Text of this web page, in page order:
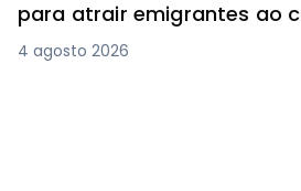
para atrair emigrantes ao
4 agosto 2026